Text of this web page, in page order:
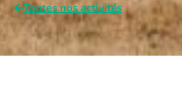
Toutes nos activités